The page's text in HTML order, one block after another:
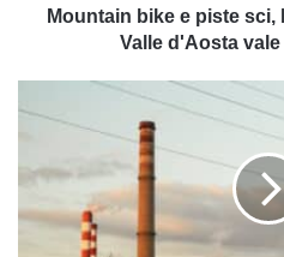
anche
Mountain bike e piste
Valle d'Aosta
solare
che
e